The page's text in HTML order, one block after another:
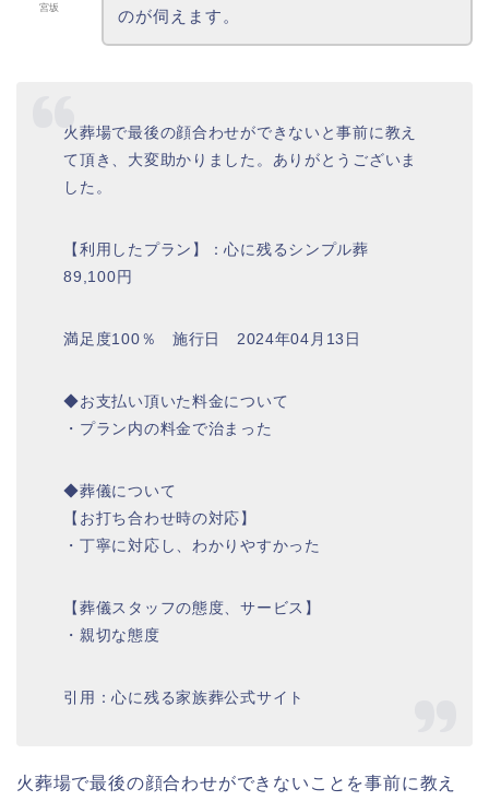
宮坂
のが伺えます。
火葬場で最後の顔合わせができないと事前に教え
て頂き、大変助かりました。ありがとうございま
した。
【利用したプラン】：心に残るシンプル葬
89,100円
満足度100％ 施行日 2024年04月13日
◆お支払い頂いた料金について
・プラン内の料金で治まった
◆葬儀について
【お打ち合わせ時の対応】
・丁寧に対応し、わかりやすかった
【葬儀スタッフの態度、サービス】
・親切な態度
引用：心に残る家族葬公式サイト
火葬場で最後の顔合わせができないことを事前に教え